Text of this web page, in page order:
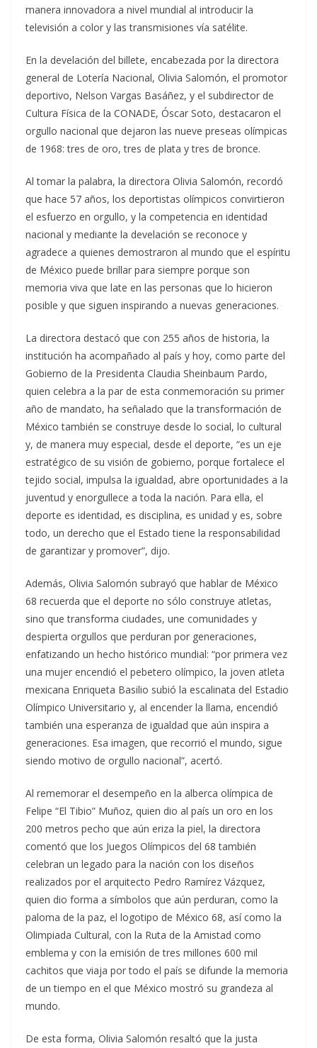
manera innovadora a nivel mundial al introducir la
televisión a color y las transmisiones vía satélite.
En la develación del billete, encabezada por la directora
general de Lotería Nacional, Olivia Salomón, el promotor
deportivo, Nelson Vargas Basáñez, y el subdirector de
Cultura Física de la CONADE, Óscar Soto, destacaron el
orgullo nacional que dejaron las nueve preseas olímpicas
de 1968: tres de oro, tres de plata y tres de bronce.
Al tomar la palabra, la directora Olivia Salomón, recordó
que hace 57 años, los deportistas olímpicos convirtieron
el esfuerzo en orgullo, y la competencia en identidad
nacional y mediante la develación se reconoce y
agradece a quienes demostraron al mundo que el espíritu
de México puede brillar para siempre porque son
memoria viva que late en las personas que lo hicieron
posible y que siguen inspirando a nuevas generaciones.
La directora destacó que con 255 años de historia, la
institución ha acompañado al país y hoy, como parte del
Gobierno de la Presidenta Claudia Sheinbaum Pardo,
quien celebra a la par de esta conmemoración su primer
año de mandato, ha señalado que la transformación de
México también se construye desde lo social, lo cultural
y, de manera muy especial, desde el deporte, “es un eje
estratégico de su visión de gobierno, porque fortalece el
tejido social, impulsa la igualdad, abre oportunidades a la
juventud y enorgullece a toda la nación. Para ella, el
deporte es identidad, es disciplina, es unidad y es, sobre
todo, un derecho que el Estado tiene la responsabilidad
de garantizar y promover”, dijo.
Además, Olivia Salomón subrayó que hablar de México
68 recuerda que el deporte no sólo construye atletas,
sino que transforma ciudades, une comunidades y
despierta orgullos que perduran por generaciones,
enfatizando un hecho histórico mundial: “por primera vez
una mujer encendió el pebetero olímpico, la joven atleta
mexicana Enriqueta Basilio subió la escalinata del Estadio
Olímpico Universitario y, al encender la llama, encendió
también una esperanza de igualdad que aún inspira a
generaciones. Esa imagen, que recorrió el mundo, sigue
siendo motivo de orgullo nacional”, acertó.
Al rememorar el desempeño en la alberca olímpica de
Felipe “El Tibio” Muñoz, quien dio al país un oro en los
200 metros pecho que aún eriza la piel, la directora
comentó que los Juegos Olímpicos del 68 también
celebran un legado para la nación con los diseños
realizados por el arquitecto Pedro Ramírez Vázquez,
quien dio forma a símbolos que aún perduran, como la
paloma de la paz, el logotipo de México 68, así como la
Olimpiada Cultural, con la Ruta de la Amistad como
emblema y con la emisión de tres millones 600 mil
cachitos que viaja por todo el país se difunde la memoria
de un tiempo en el que México mostró su grandeza al
mundo.
De esta forma, Olivia Salomón resaltó que la justa